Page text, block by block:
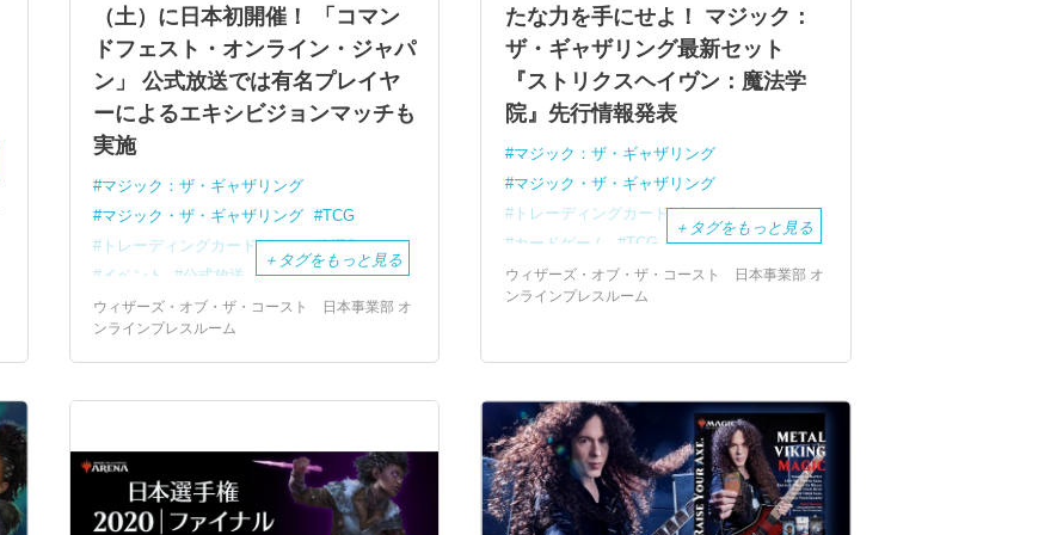
（土）に日本初開催！ 「コマン
ドフェスト・オンライン・ジャパ
ン」 公式放送では有名プレイヤ
ーによるエキシビジョンマッチも
実施
マジック：ザ・ギャザリング
マジック・ザ・ギャザリング
TCG
トレーディングカードゲーム
MTG
イベント
公式放送
＋ タグをもっと見る
ウィザーズ・オブ・ザ・コースト 日本事業部 オ
ンラインプレスルーム
たな力を手にせよ！ マジック：
ザ・ギャザリング最新セット
『ストリクスヘイヴン：魔法学
院』先行情報発表
マジック：ザ・ギャザリング
マジック・ザ・ギャザリング
トレーディングカードゲーム
カード
カードゲーム
TCG DCG
ホビー
新製品
esports e-sports
＋ タグをもっと見る
ウィザーズ・オブ・ザ・コースト 日本事業部 オ
ンラインプレスルーム